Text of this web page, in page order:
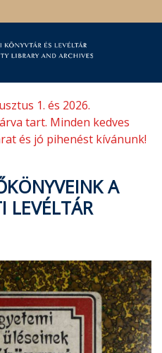
1. és 2026.
tart. Minden kedves
és jó pihenést kívánunk!
A
LEVÉLTÁR